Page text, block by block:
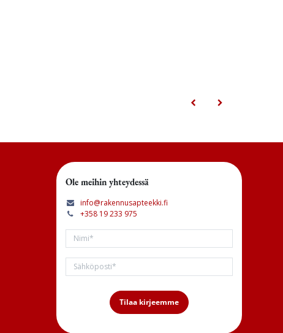
Ole meihin yhteydessä
info@rakennusapteekki.fi
+358 19 233 975
Tilaa kirjeemme